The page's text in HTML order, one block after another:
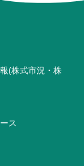
(株式市況・株
ス